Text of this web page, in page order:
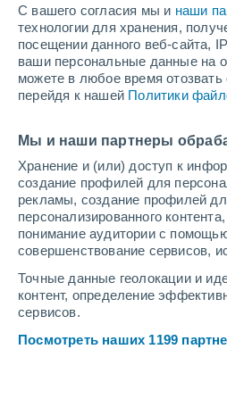
С вашего согласия мы и наши
технологии для хранения,
посещении данного веб-сайта,
ваши персональные данные на
можете в любое время отозвать
перейдя к нашей Политики
Мы и наши партнеры
Хранение и (или) доступ к
создание профилей для
рекламы, создание профилей
персонализированного
понимание аудитории с
совершенствование сервисов,
Точные данные геолокации и
контент, определение
сервисов.
Посмотреть наших 1199
Brixen Im Thale
Eben Am Achensee
Fieberbrunn
Fiss
Fügen
Fulpmes
Galtür
Gerlos